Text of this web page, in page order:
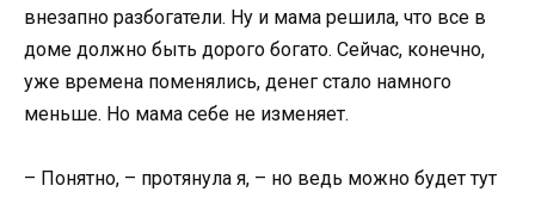
внезапно разбогатели. Ну и мама решила, что все в
доме должно быть дорого богато. Сейчас, конечно,
уже времена поменялись, денег стало намного
меньше. Но мама себе не изменяет.
– Понятно, – протянула я, – но ведь можно будет тут